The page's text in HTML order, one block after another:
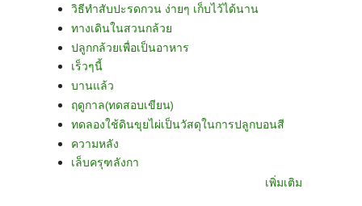
วิธีทำสับปะรดกวน ง่ายๆ เก็บไว้ได้นาน
ทางเดินในสวนกล้วย
ปลูกกล้วยเพื่อเป็นอาหาร
เร็วๆนี้
บานแล้ว
ฤดูกาล(ทดสอบเขียน)
ทดลองใช้ดินขุยไผ่เป็นวัสดุในการปลูกบอนสี
ความหลัง
เล็บครุฑลังกา
เพิ่มเติม